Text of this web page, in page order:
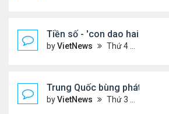
Tiền số - 'con dao hai lưỡi'
byVietNews Thứ 4 Tháng 8 10, 2022 2:19 pm
Trung Quốc bùng phát loại
byVietNews Thứ 3 Tháng 8 09, 2022 10:10 am